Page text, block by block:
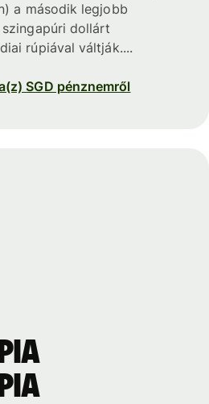
a második legjobb
dollárt
rúpiával váltják....
SGD pénznemről